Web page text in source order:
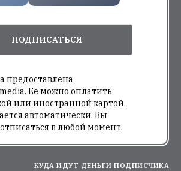
ПОДПИСАТЬСЯ
предоставлена
Её можно оплатить
или иностранной картой.
автоматически. Вы
в любой момент.
КУДА ИДУТ ДЕНЬГИ ПОДПИСЧИКА